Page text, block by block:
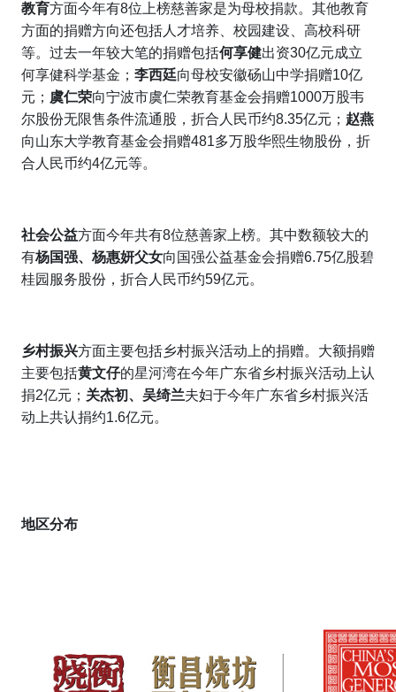
教育方面今年有8位上榜慈善家是为母校捐款。其他教育
方面的捐赠方向还包括人才培养、校园建设、高校科研
等。过去一年较大笔的捐赠包括何享健出资30亿元成立
何享健科学基金； 李西廷向母校安徽砀山中学捐赠10亿
元 ； 虞仁荣向宁波市虞仁荣教育基金会捐赠1000万股韦
尔股份无限售条件流通股，折合人民币约8.35亿元； 赵燕
向山东大学教育基金会捐赠481多万股华熙生物股份，折
合人民币约4亿元等。
社会公益方面今年共有8位慈善家上榜。其中数额较大的
有杨国强、 杨惠妍父女向国强公益基金会捐赠6.75亿股碧
桂园服务股份，折合人民币约59亿元。
乡村振兴方面主要包括乡村振兴活动上的捐赠。大额捐赠
主要包括黄文仔的星河湾在今年广东省乡村振兴活动上认
捐2亿元； 关杰初、吴绮兰夫妇于今年广东省乡村振兴活
动上共认捐约1.6亿元。
地区分布